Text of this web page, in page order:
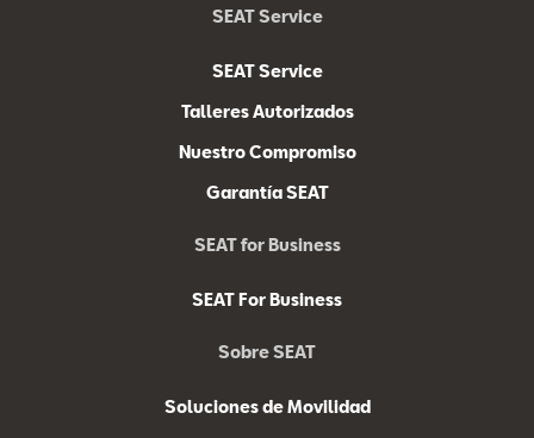
SEAT Service
SEAT Service
Talleres Autorizados
Nuestro Compromiso
Garantía SEAT
SEAT for Business
SEAT For Business
Sobre SEAT
Soluciones de Movilidad